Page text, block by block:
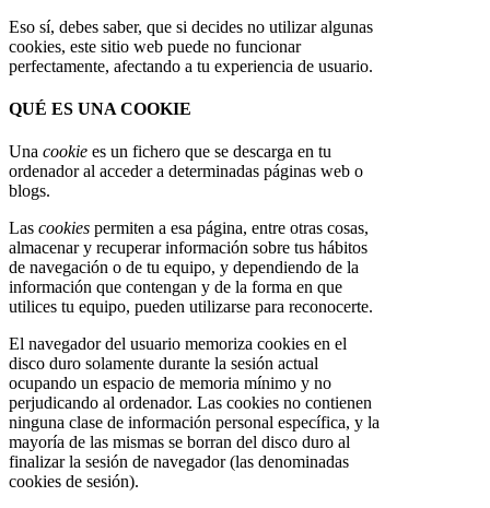
Eso sí, debes saber, que si decides no utilizar algunas
cookies, este sitio web puede no funcionar
perfectamente, afectando a tu experiencia de usuario.
QUÉ ES UNA COOKIE
Una cookie es un fichero que se descarga en tu
ordenador al acceder a determinadas páginas web o
blogs.
Las cookies permiten a esa página, entre otras cosas,
almacenar y recuperar información sobre tus hábitos
de navegación o de tu equipo, y dependiendo de la
información que contengan y de la forma en que
utilices tu equipo, pueden utilizarse para reconocerte.
El navegador del usuario memoriza cookies en el
disco duro solamente durante la sesión actual
ocupando un espacio de memoria mínimo y no
perjudicando al ordenador. Las cookies no contienen
ninguna clase de información personal específica, y la
mayoría de las mismas se borran del disco duro al
finalizar la sesión de navegador (las denominadas
cookies de sesión).